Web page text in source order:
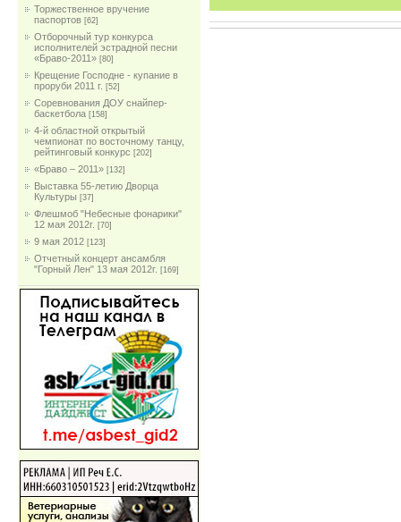
Торжественное вручение
паспортов [62]
Отборочный тур конкурса
исполнителей эстрадной песни
«Браво-2011» [80]
Крещение Господне - купание в
проруби 2011 г. [52]
Соревнования ДОУ снайпер-
баскетбола [158]
4-й областной открытый
чемпионат по восточному танцу,
рейтинговый конкурс [202]
«Браво – 2011» [132]
Выставка 55-летию Дворца
Культуры [37]
Флешмоб "Небесные фонарики"
12 мая 2012г. [70]
9 мая 2012 [123]
Отчетный концерт ансамбля
"Горный Лен" 13 мая 2012г. [169]